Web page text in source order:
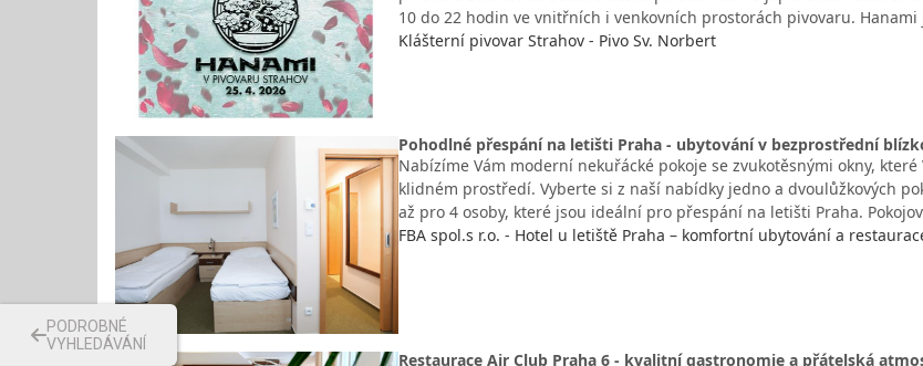
10 do 22 hodin ve vnitřních i venkovních prostorách pivovaru. Hanami
Klášterní pivovar Strahov - Pivo Sv. Norbert
Pohodlné přespání na letišti Praha - ubytování v bezprostřední
Nabízíme Vám moderní nekuřácké pokoje se zvukotěsnými okny,
klidném prostředí. Vyberte si z naší nabídky jedno a dvoulůžkových
až pro 4 osoby, které jsou ideální pro přespání na letišti Praha.
FBA spol.s r.o. - Hotel u letiště Praha – komfortní ubytování a
Restaurace Air Club Praha 6 - kvalitní gastronomie a přátelská
PODROBNÉ
VYHLEDÁVÁNÍ